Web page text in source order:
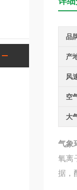
品
产
风
空
大
气象
氧离
据，